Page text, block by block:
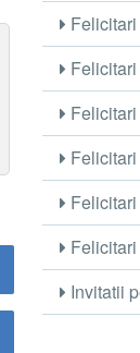
Invitatii